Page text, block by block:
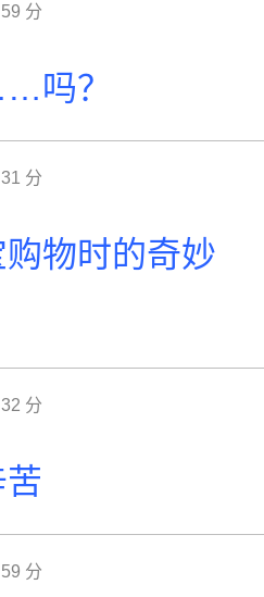
分
吗？
分
物时的奇妙
分
分